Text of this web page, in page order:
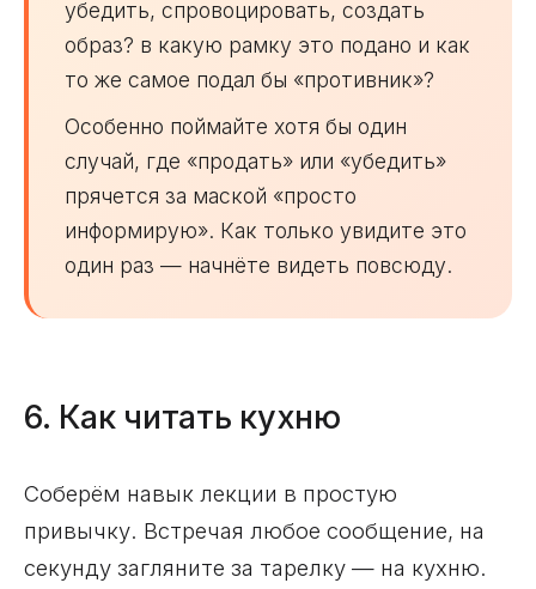
убедить, спровоцировать, создать
образ? в какую рамку это подано и как
то же самое подал бы «противник»?
Особенно поймайте хотя бы один
случай, где «продать» или «убедить»
прячется за маской «просто
информирую». Как только увидите это
один раз — начнёте видеть повсюду.
6. Как читать кухню
Соберём навык лекции в простую
привычку. Встречая любое сообщение, на
секунду загляните за тарелку — на кухню.